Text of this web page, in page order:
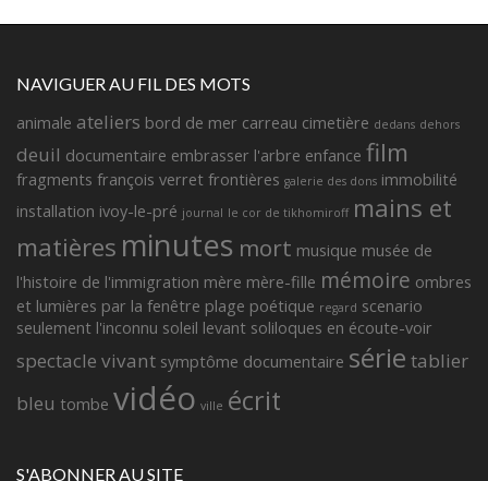
NAVIGUER AU FIL DES MOTS
animale ateliers bord de mer carreau cimetière dedans dehors
deuil documentaire embrasser l'arbre enfance film
fragments françois verret frontières galerie des dons immobilité
installation ivoy-le-pré journal le cor de tikhomiroff mains et
matières minutes mort musique musée de
l'histoire de l'immigration mère mère-fille mémoire ombres
et lumières par la fenêtre plage poétique regard scenario
seulement l'inconnu soleil levant soliloques en écoute-voir
spectacle vivant symptôme documentaire série tablier
bleu tombe vidéo ville écrit
S'ABONNER AU SITE